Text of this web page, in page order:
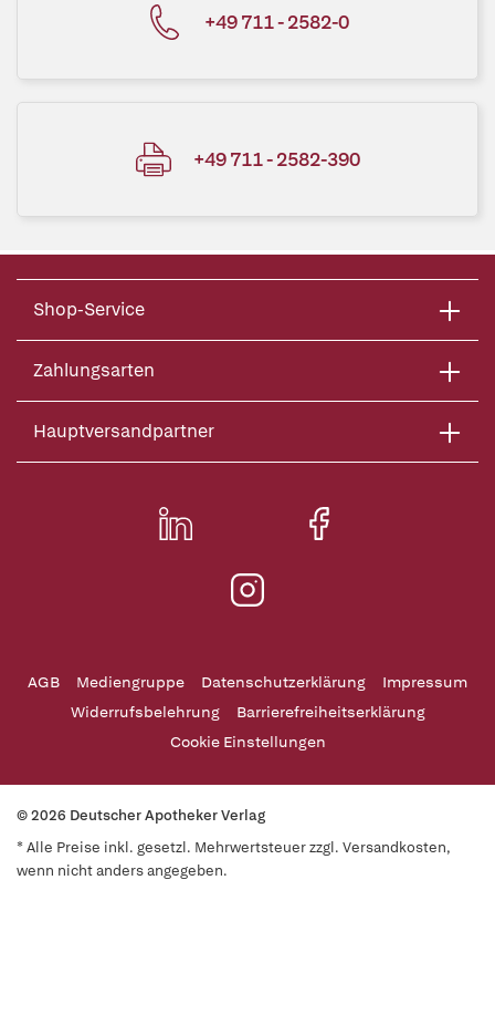
+49 711 - 2582-0
+49 711 - 2582-390
Shop-Service
Zahlungsarten
Hauptversandpartner
AGB Mediengruppe Datenschutzerklärung
Impressum
Widerrufsbelehrung
Barrierefreiheitserklärung
Cookie Einstellungen
© 2026 Deutscher Apotheker Verlag
* Alle Preise inkl. gesetzl. Mehrwertsteuer zzgl. Versandkosten,
wenn nicht anders angegeben.